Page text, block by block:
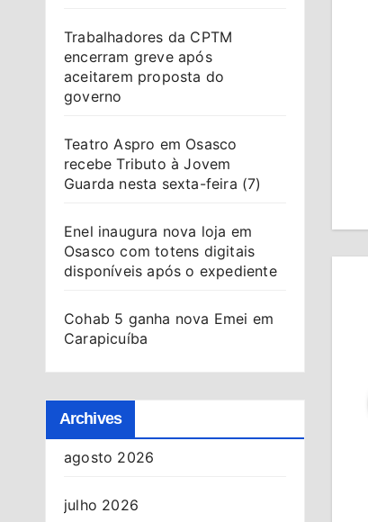
Trabalhadores da CPTM
encerram greve após
aceitarem proposta do
governo
Teatro Aspro em Osasco
recebe Tributo à Jovem
Guarda nesta sexta-feira (7)
Enel inaugura nova loja em
Osasco com totens digitais
disponíveis após o expediente
Cohab 5 ganha nova Emei em
Carapicuíba
Archives
agosto 2026
julho 2026